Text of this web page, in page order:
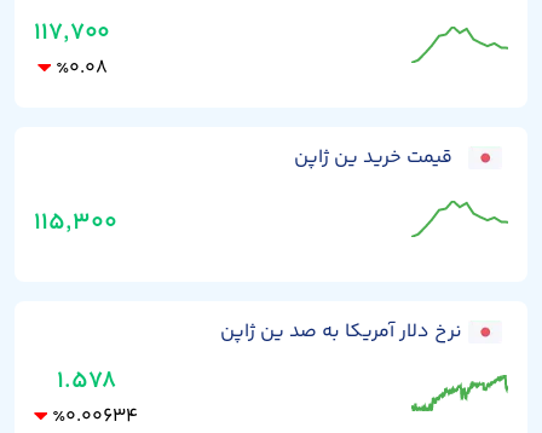
۱۱۷,۷۰۰
٪۰.۰۸
قیمت خرید ین ژاپن
۱۱۵,۳۰۰
نرخ دلار آمریکا به صد ین ژاپن
۱.۵۷۸
٪۰.۰۰۶۳۴